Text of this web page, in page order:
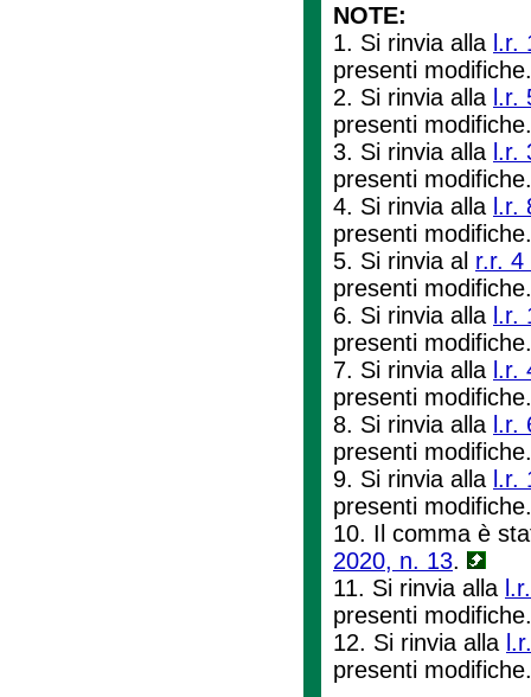
NOTE:
1. Si rinvia alla l.r.
presenti
2. Si rinvia alla l.r.
presenti
3. Si rinvia alla l.r.
presenti
4. Si rinvia alla l.r.
presenti
5. Si rinvia al r.r. 4
presenti
6. Si rinvia alla l.r.
presenti
7. Si rinvia alla l.r.
presenti
8. Si rinvia alla l.r.
presenti
9. Si rinvia alla l.r.
presenti
10. Il comma è
2020, n. 13.
11. Si rinvia alla
presenti
12. Si rinvia alla
presenti